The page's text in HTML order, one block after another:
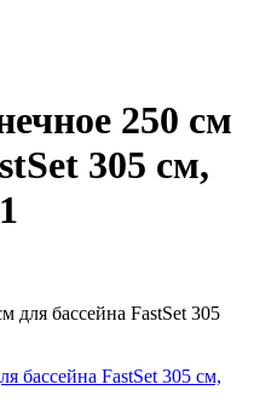
250 см
305 см,
для бассейна FastSet 305